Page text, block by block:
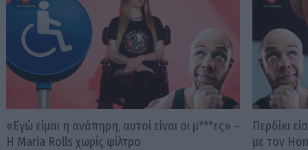
«Εγώ είμαι η ανάπηρη, αυτοί είναι οι μ***ες» –
Η Maria Rolls χωρίς φίλτρο
Περδίκι
με τον